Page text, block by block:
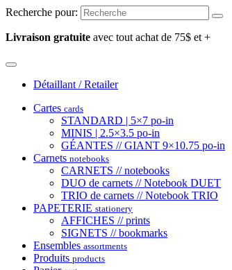
Recherche pour:
Livraison gratuite avec tout achat de 75$ et +
Détaillant / Retailer
Cartes cards
STANDARD | 5×7 po-in
MINIS | 2.5×3.5 po-in
GÉANTES // GIANT 9×10.75 po-in
Carnets notebooks
CARNETS // notebooks
DUO de carnets // Notebook DUET
TRIO de carnets // Notebook TRIO
PAPETERIE stationery
AFFICHES // prints
SIGNETS // bookmarks
Ensembles assortments
Produits products